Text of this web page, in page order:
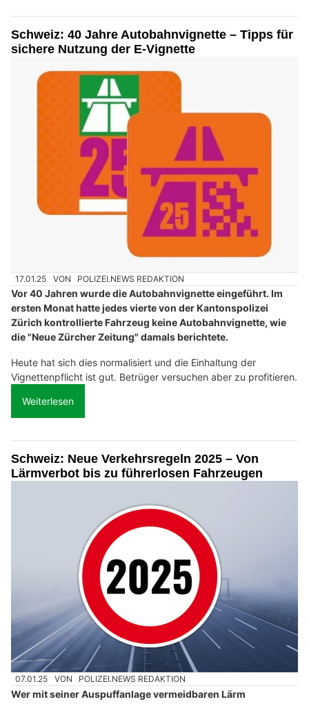
Schweiz: 40 Jahre Autobahnvignette – Tipps für
sichere Nutzung der E-Vignette
17.01.25 VON POLIZEI.NEWS REDAKTION
Vor 40 Jahren wurde die Autobahnvignette eingeführt. Im
ersten Monat hatte jedes vierte von der Kantonspolizei
Zürich kontrollierte Fahrzeug keine Autobahnvignette, wie
die "Neue Zürcher Zeitung" damals berichtete.
Heute hat sich dies normalisiert und die Einhaltung der
Vignettenpflicht ist gut. Betrüger versuchen aber zu profitieren.
Weiterlesen
Schweiz: Neue Verkehrsregeln 2025 – Von
Lärmverbot bis zu führerlosen Fahrzeugen
07.01.25 VON POLIZEI.NEWS REDAKTION
Wer mit seiner Auspuffanlage vermeidbaren Lärm